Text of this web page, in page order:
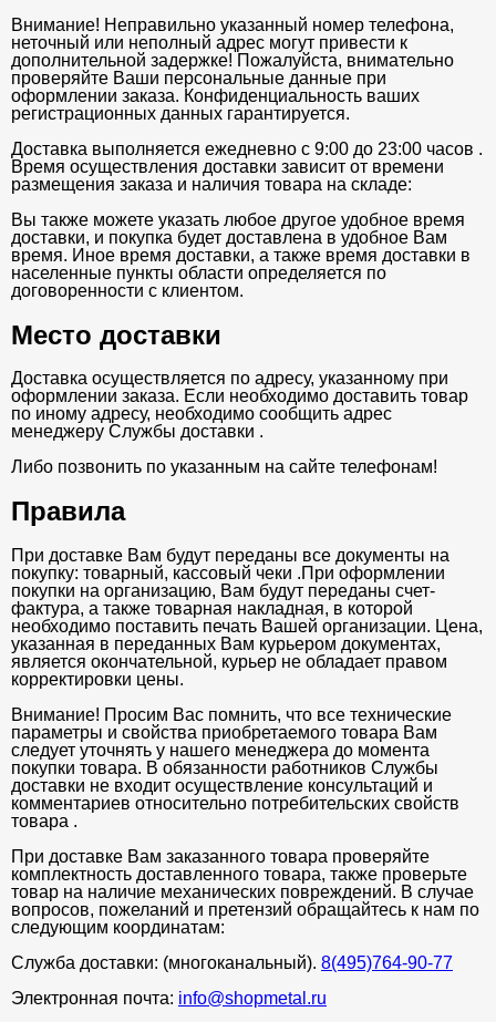
Внимание! Неправильно указанный номер телефона,
неточный или неполный адрес могут привести к
дополнительной задержке! Пожалуйста, внимательно
проверяйте Ваши персональные данные при
оформлении заказа. Конфиденциальность ваших
регистрационных данных гарантируется.
Доставка выполняется ежедневно с 9:00 до 23:00 часов .
Время осуществления доставки зависит от времени
размещения заказа и наличия товара на складе:
Вы также можете указать любое другое удобное время
доставки, и покупка будет доставлена в удобное Вам
время. Иное время доставки, а также время доставки в
населенные пункты области определяется по
договоренности с клиентом.
Место доставки
Доставка осуществляется по адресу, указанному при
оформлении заказа. Если необходимо доставить товар
по иному адресу, необходимо сообщить адрес
менеджеру Службы доставки .
Либо позвонить по указанным на сайте телефонам!
Правила
При доставке Вам будут переданы все документы на
покупку: товарный, кассовый чеки .При оформлении
покупки на организацию, Вам будут переданы счет-
фактура, а также товарная накладная, в которой
необходимо поставить печать Вашей организации. Цена,
указанная в переданных Вам курьером документах,
является окончательной, курьер не обладает правом
корректировки цены.
Внимание! Просим Вас помнить, что все технические
параметры и свойства приобретаемого товара Вам
следует уточнять у нашего менеджера до момента
покупки товара. В обязанности работников Службы
доставки не входит осуществление консультаций и
комментариев относительно потребительских свойств
товара .
При доставке Вам заказанного товара проверяйте
комплектность доставленного товара, также проверьте
товар на наличие механических повреждений. В случае
вопросов, пожеланий и претензий обращайтесь к нам по
следующим координатам:
Служба доставки: (многоканальный). 8(495)764-90-77
Электронная почта: info@shopmetal.ru